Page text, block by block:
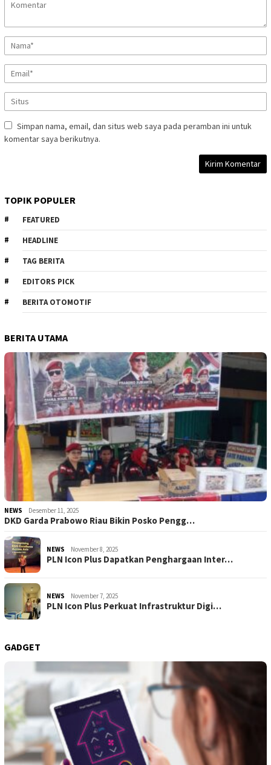
Simpan nama, email, dan situs web saya pada peramban ini untuk
komentar saya berikutnya.
TOPIK POPULER
FEATURED
HEADLINE
TAG BERITA
EDITORS PICK
BERITA OTOMOTIF
BERITA UTAMA
NEWS Desember 11, 2025
DKD Garda Prabowo Riau Bikin Posko Pengg…
NEWS November 8, 2025
PLN Icon Plus Dapatkan Penghargaan Inter…
NEWS November 7, 2025
PLN Icon Plus Perkuat Infrastruktur Digi…
GADGET